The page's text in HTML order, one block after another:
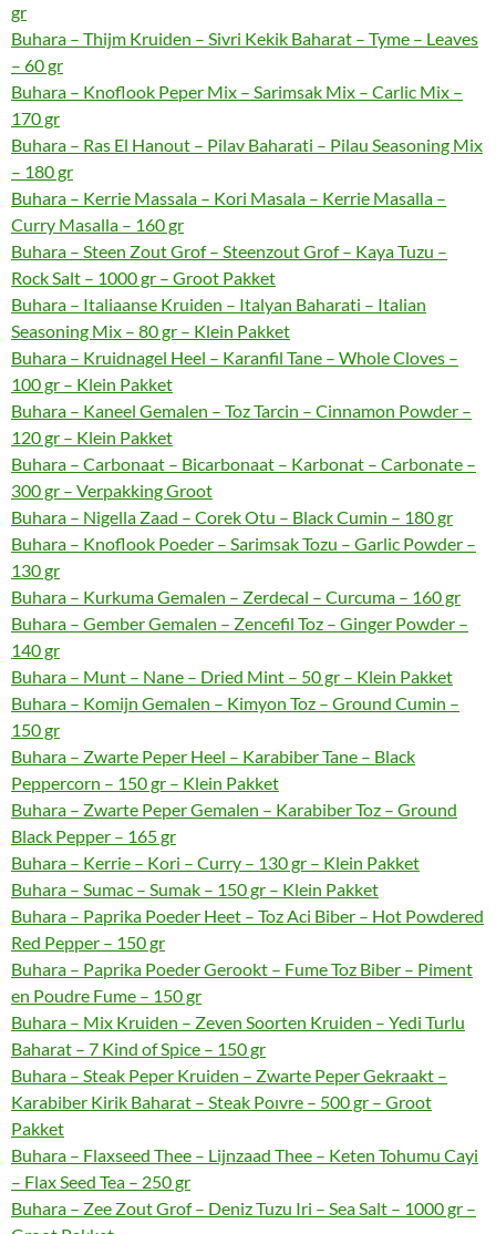
gr
Buhara – Thijm Kruiden – Sivri Kekik Baharat – Tyme – Leaves
– 60 gr
Buhara – Knoflook Peper Mix – Sarimsak Mix – Carlic Mix –
170 gr
Buhara – Ras El Hanout – Pilav Baharati – Pilau Seasoning Mix
– 180 gr
Buhara – Kerrie Massala – Kori Masala – Kerrie Masalla –
Curry Masalla – 160 gr
Buhara – Steen Zout Grof – Steenzout Grof – Kaya Tuzu –
Rock Salt – 1000 gr – Groot Pakket
Buhara – Italiaanse Kruiden – Italyan Baharati – Italian
Seasoning Mix – 80 gr – Klein Pakket
Buhara – Kruidnagel Heel – Karanfil Tane – Whole Cloves –
100 gr – Klein Pakket
Buhara – Kaneel Gemalen – Toz Tarcin – Cinnamon Powder –
120 gr – Klein Pakket
Buhara – Carbonaat – Bicarbonaat – Karbonat – Carbonate –
300 gr – Verpakking Groot
Buhara – Nigella Zaad – Corek Otu – Black Cumin – 180 gr
Buhara – Knoflook Poeder – Sarimsak Tozu – Garlic Powder –
130 gr
Buhara – Kurkuma Gemalen – Zerdecal – Curcuma – 160 gr
Buhara – Gember Gemalen – Zencefil Toz – Ginger Powder –
140 gr
Buhara – Munt – Nane – Dried Mint – 50 gr – Klein Pakket
Buhara – Komijn Gemalen – Kimyon Toz – Ground Cumin –
150 gr
Buhara – Zwarte Peper Heel – Karabiber Tane – Black
Peppercorn – 150 gr – Klein Pakket
Buhara – Zwarte Peper Gemalen – Karabiber Toz – Ground
Black Pepper – 165 gr
Buhara – Kerrie – Kori – Curry – 130 gr – Klein Pakket
Buhara – Sumac – Sumak – 150 gr – Klein Pakket
Buhara – Paprika Poeder Heet – Toz Aci Biber – Hot Powdered
Red Pepper – 150 gr
Buhara – Paprika Poeder Gerookt – Fume Toz Biber – Piment
en Poudre Fume – 150 gr
Buhara – Mix Kruiden – Zeven Soorten Kruiden – Yedi Turlu
Baharat – 7 Kind of Spice – 150 gr
Buhara – Steak Peper Kruiden – Zwarte Peper Gekraakt –
Karabiber Kirik Baharat – Steak Poıvre – 500 gr – Groot
Pakket
Buhara – Flaxseed Thee – Lijnzaad Thee – Keten Tohumu Cayi
– Flax Seed Tea – 250 gr
Buhara – Zee Zout Grof – Deniz Tuzu Iri – Sea Salt – 1000 gr –